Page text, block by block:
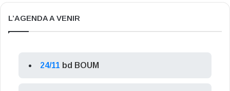
L’AGENDA A VENIR
24/11 bd BOUM